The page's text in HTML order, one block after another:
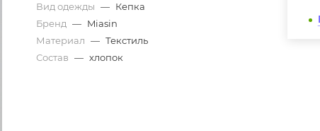
Вид одежды — Кепка
Бренд — Miasin
Материал — Текстиль
Состав — хлопок